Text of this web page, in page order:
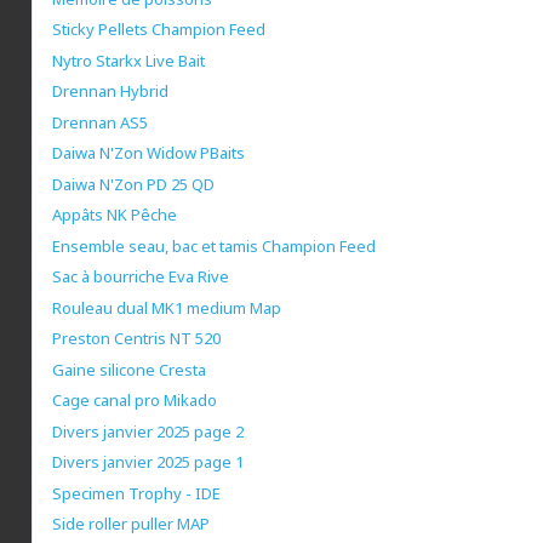
Sticky Pellets Champion Feed
Nytro Starkx Live Bait
Drennan Hybrid
Drennan AS5
Daiwa N'Zon Widow PBaits
Daiwa N'Zon PD 25 QD
Appâts NK Pêche
Ensemble seau, bac et tamis Champion Feed
Sac à bourriche Eva Rive
Rouleau dual MK1 medium Map
Preston Centris NT 520
Gaine silicone Cresta
Cage canal pro Mikado
Divers janvier 2025 page 2
Divers janvier 2025 page 1
Specimen Trophy - IDE
Side roller puller MAP